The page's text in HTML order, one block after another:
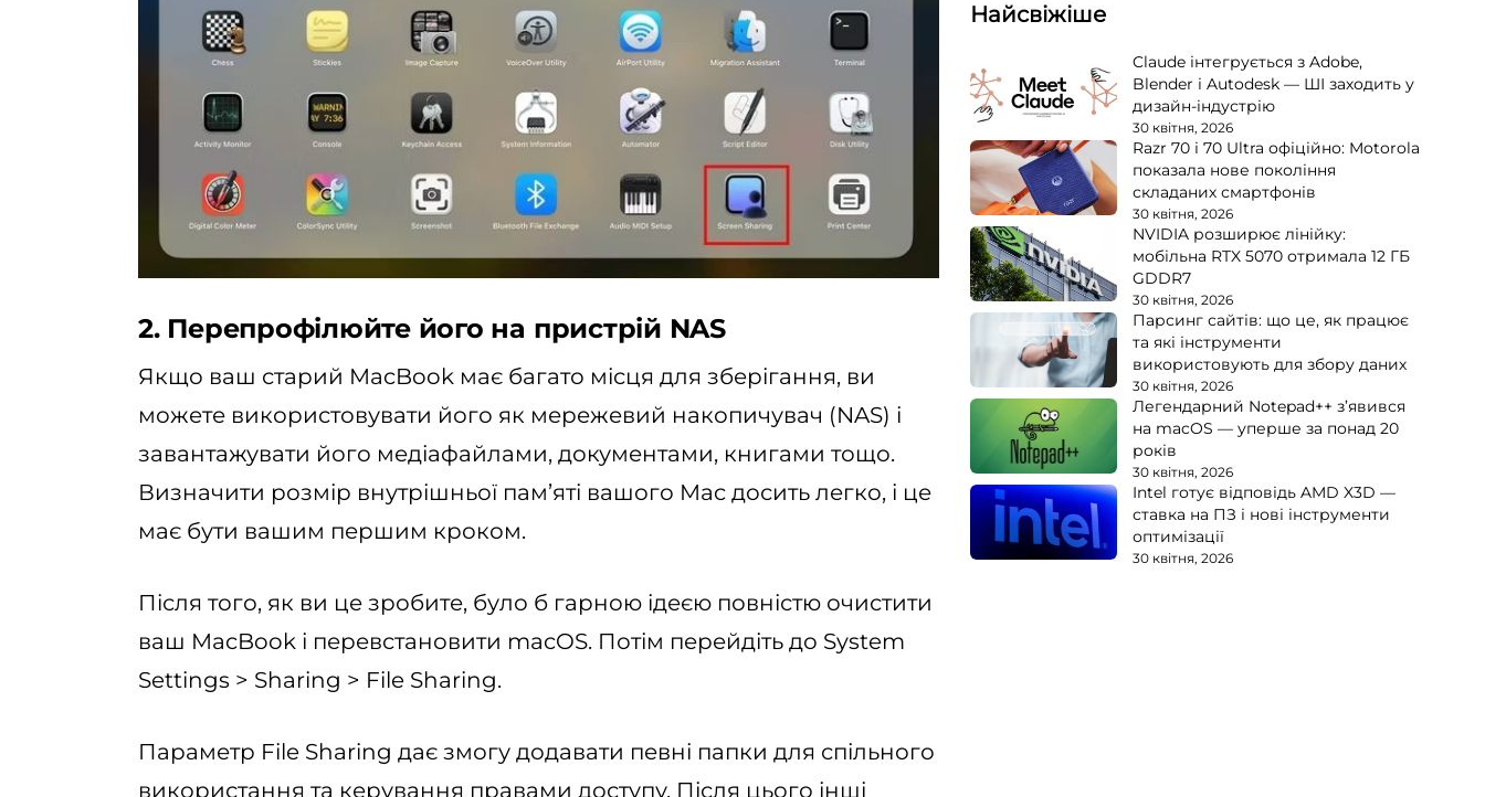
2. Перепрофілюйте його на пристрій NAS
Якщо ваш старий MacBook має багато місця для зберігання, ви
можете використовувати його як мережевий накопичувач (NAS) і
завантажувати його медіафайлами, документами, книгами тощо.
Визначити розмір внутрішньої пам’яті вашого Mac досить легко, і це
має бути вашим першим кроком.
Після того, як ви це зробите, було б гарною ідеєю повністю очистити
ваш MacBook і перевстановити macOS. Потім перейдіть до System
Settings > Sharing > File Sharing.
Параметр File Sharing дає змогу додавати певні папки для спільного
використання та керування правами доступу. Після цього інші
Найсвіжіше
Claude інтегрується з Adobe,
Blender і Autodesk — ШІ заходить у
дизайн-індустрію
30 квітня, 2026
Razr 70 і 70 Ultra офіційно: Motorola
показала нове покоління
складаних смартфонів
30 квітня, 2026
NVIDIA розширює лінійку:
мобільна RTX 5070 отримала 12 ГБ
GDDR7
30 квітня, 2026
Парсинг сайтів: що це, як працює
та які інструменти
використовують для збору даних
30 квітня, 2026
Легендарний Notepad++ з’явився
на macOS — уперше за понад 20
років
30 квітня, 2026
Intel готує відповідь AMD X3D —
ставка на ПЗ і нові інструменти
оптимізації
30 квітня, 2026